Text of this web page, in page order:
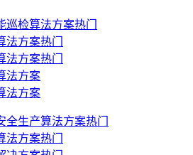
巡检算法方案热门
法方案热门
法方案热门
法方案
法方案
全生产算法方案热门
法方案热门